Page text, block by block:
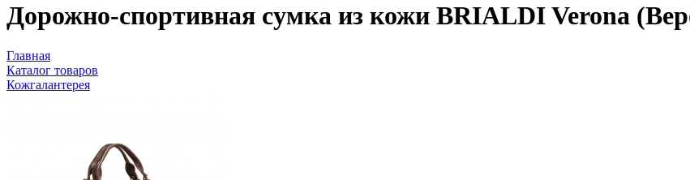
Дорожно-спортивная сумка из кожи BRIALDI Verona
Главная
Каталог товаров
Кожгалантерея